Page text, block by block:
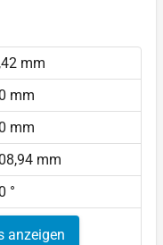
mm
mm
mm
mm
°
anzeigen